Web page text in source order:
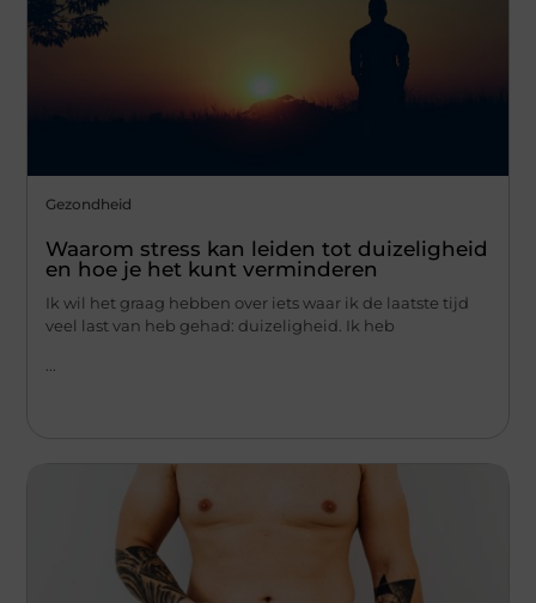
Gezondheid
Waarom stress kan leiden tot duizeligheid
en hoe je het kunt verminderen
Ik wil het graag hebben over iets waar ik de laatste tijd
veel last van heb gehad: duizeligheid. Ik heb